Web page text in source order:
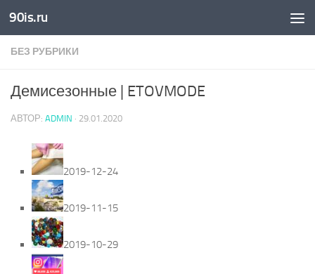
Skip to content
90is.ru
БЕЗ РУБРИКИ
Демисезонные | ETOVMODE
АВТОР: ADMIN · 29.01.2020
2019-12-24
2019-11-15
2019-10-29